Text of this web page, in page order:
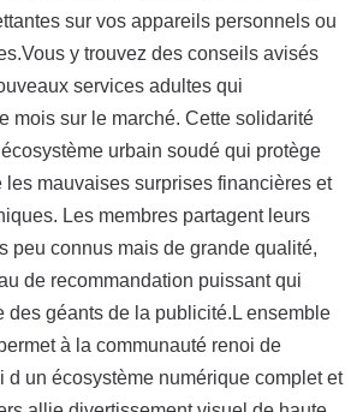
sur vos appareils personnels ou
y trouvez des conseils avisés
services adultes qui
mois sur le marché. Cette solidarité
urbain soudé qui protège
les mauvaises surprises financières et
Les membres partagent leurs
peu connus mais de grande qualité,
de recommandation puissant qui
des géants de la publicité.L ensemble
à la communauté renoi de
d un écosystème numérique complet et